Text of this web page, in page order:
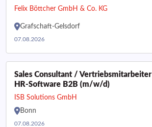
Felix Böttcher GmbH & Co. KG
Grafschaft-Gelsdorf
07.08.2026
Sales Consultant / Vertriebsmitarbeiter
HR-Software B2B (m/w/d)
ISB Solutions GmbH
Bonn
07.08.2026